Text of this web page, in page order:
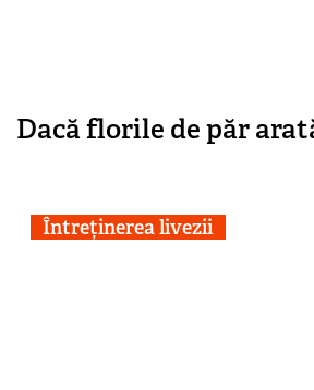
Dacă florile de păr
Întreținerea livezii